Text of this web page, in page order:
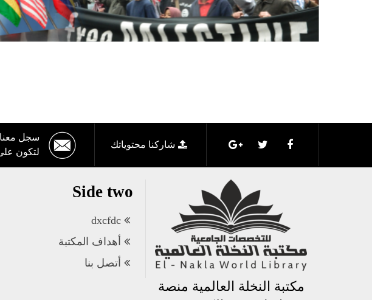
شاركنا محتوياتك
سجل معنا
لتكون
مكتبة النخلة العالمية منصة
Side two
dxcfdc
أهداف المكتبة
أتصل بنا